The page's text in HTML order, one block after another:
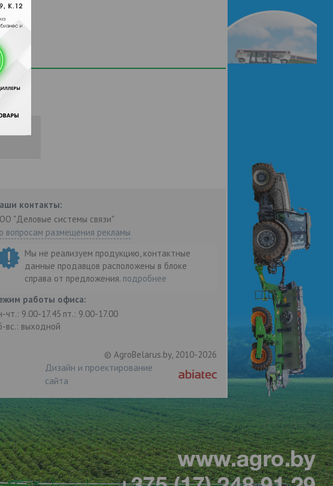
контакты:
"Деловые системы связи"
вопросам размещения рекламы
Мы не реализуем продукцию, контактные
данные продавцов расположены в блоке
справа от предложения. подробнее
работы офиса:
чт.: 9.00-17.45 пт.: 9.00-17.00
вс.: выходной
© AgroBelarus.by, 2010-2026
Дизайн и проектирование
сайта